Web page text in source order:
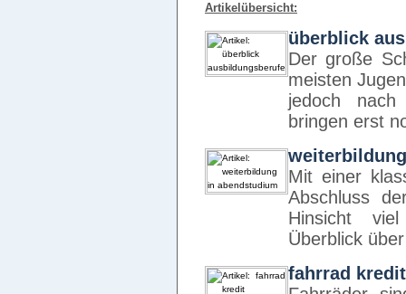
Artikelübersicht:
überblick
Der große
meisten
jedoch
bringen erst
Mit einer
Abschluss
Hinsicht
Überblick
fahrrad kredit